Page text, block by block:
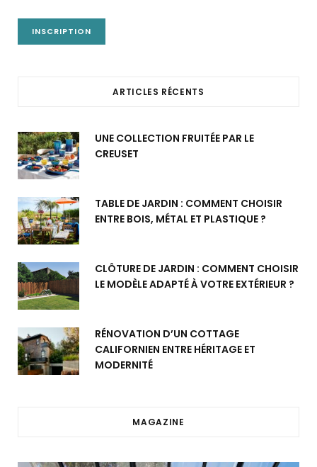
ARTICLES RÉCENTS
UNE COLLECTION FRUITÉE PAR LE
CREUSET
TABLE DE JARDIN : COMMENT CHOISIR
ENTRE BOIS, MÉTAL ET PLASTIQUE ?
CLÔTURE DE JARDIN : COMMENT CHOISIR
LE MODÈLE ADAPTÉ À VOTRE EXTÉRIEUR ?
RÉNOVATION D’UN COTTAGE
CALIFORNIEN ENTRE HÉRITAGE ET
MODERNITÉ
MAGAZINE